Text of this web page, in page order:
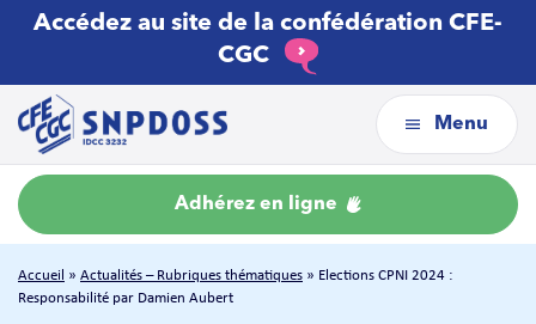
Accédez au site de la confédération CFE-
CGC
Menu
Adhérez en ligne
Accueil » Actualités – Rubriques thématiques » Elections CPNI 2024 :
Responsabilité par Damien Aubert